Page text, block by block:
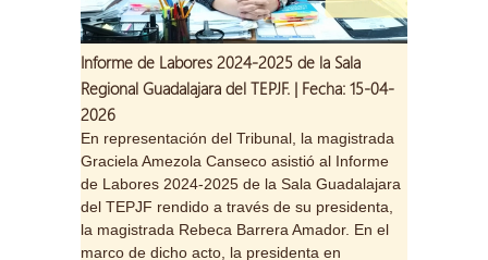
Informe de Labores 2024-2025 de la Sala
Regional Guadalajara del TEPJF. | Fecha: 15-04-
2026
En representación del Tribunal, la magistrada
Graciela Amezola Canseco asistió al Informe
de Labores 2024-2025 de la Sala Guadalajara
del TEPJF rendido a través de su presidenta,
la magistrada Rebeca Barrera Amador. En el
marco de dicho acto, la presidenta en